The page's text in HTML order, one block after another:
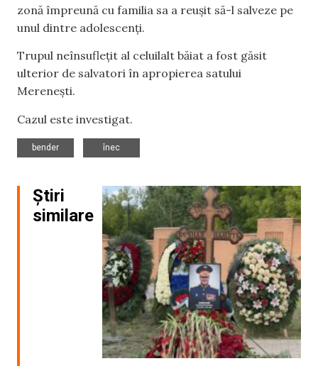
zonă împreună cu familia sa a reușit să-l salveze pe
unul dintre adolescenți.
Trupul neînsuflețit al celuilalt băiat a fost găsit
ulterior de salvatori în apropierea satului
Merenești.
Cazul este investigat.
bender
înec
Știri
similare